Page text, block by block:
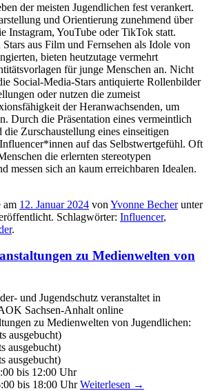
der meisten Jugendlichen fest verankert.
und Orientierung zunehmend über
Instagram, YouTube oder TikTok statt.
aus Film und Fernsehen als Idole von
bieten heutzutage vermehrt
für junge Menschen an. Nicht
Social-Media-Stars antiquierte Rollenbilder
oder nutzen die zumeist
der Heranwachsenden, um
Durch die Präsentation eines vermeintlich
Zurschaustellung eines einseitigen
auf das Selbstwertgefühl. Oft
die erlernten stereotypen
messen sich an kaum erreichbaren Idealen.
am 12. Januar 2024 von Yvonne Becherunter
Schlagwörter: Influencer,
.
zu Medienwelten von
und Jugendschutz veranstaltet in
Sachsen-Anhalt online
zu Medienwelten von Jugendlichen:
ausgebucht)
ausgebucht)
ausgebucht)
bis 12:00 Uhr
bis 18:00 UhrWeiterlesen →